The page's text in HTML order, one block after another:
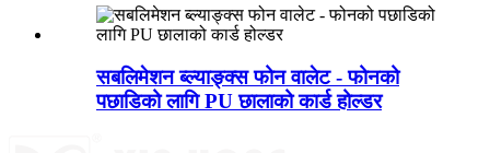
सबलिमेशन ब्ल्याङ्क्स फोन वालेट - फोनको
पछाडिको लागि PU छालाको कार्ड होल्डर